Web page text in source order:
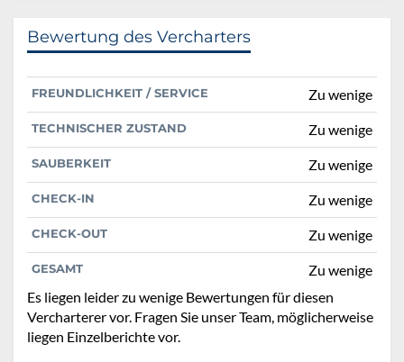
Bewertung des Vercharters
FREUNDLICHKEIT / SERVICE Zu wenige
TECHNISCHER ZUSTAND Zu wenige
SAUBERKEIT Zu wenige
CHECK-IN Zu wenige
CHECK-OUT Zu wenige
GESAMT
Zu wenige
Es liegen leider zu wenige Bewertungen für diesen
Vercharterer vor. Fragen Sie unser Team, möglicherweise
liegen Einzelberichte vor.